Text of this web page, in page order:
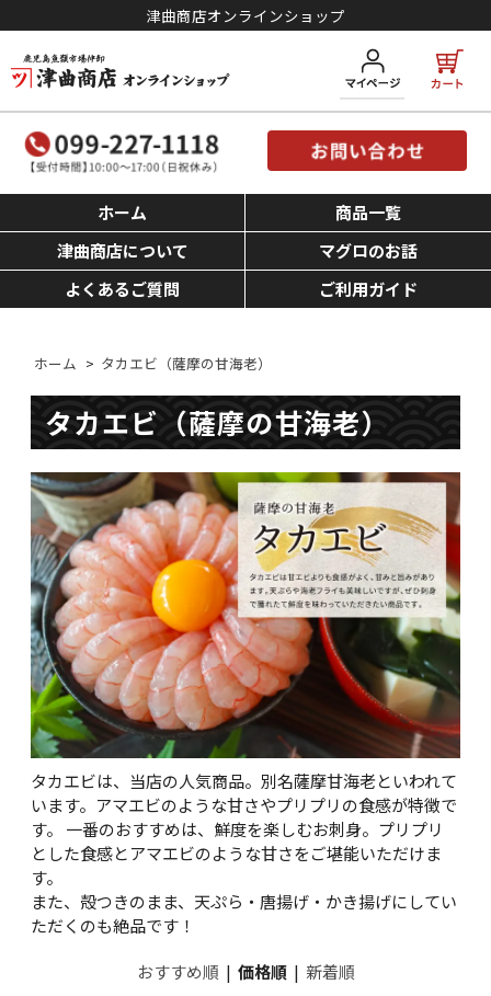
津曲商店オンラインショップ
ホーム
商品一覧
津曲商店について
マグロのお話
よくあるご質問
ご利用ガイド
ホーム > タカエビ（薩摩の甘海老）
タカエビ（薩摩の甘海老）
タカエビは、当店の人気商品。別名薩摩甘海老といわれて
います。アマエビのような甘さやプリプリの食感が特徴で
す。 一番のおすすめは、鮮度を楽しむお刺身。プリプリ
とした食感とアマエビのような甘さをご堪能いただけま
す。
また、殻つきのまま、天ぷら・唐揚げ・かき揚げにしてい
ただくのも絶品です！
おすすめ順 | 価格順| 新着順